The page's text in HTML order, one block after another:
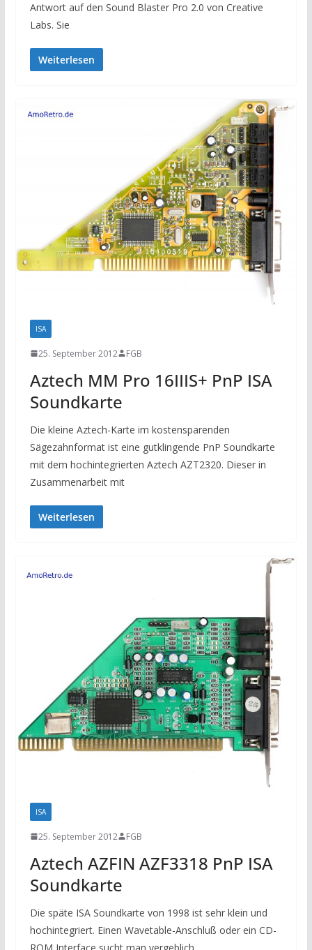
Antwort auf den Sound Blaster Pro 2.0 von Creative
Labs. Sie
Weiterlesen
ISA
25. September 2012 FGB
Aztech MM Pro 16IIIS+ PnP ISA
Soundkarte
Die kleine Aztech-Karte im kostensparenden
Sägezahnformat ist eine gutklingende PnP Soundkarte
mit dem hochintegrierten Aztech AZT2320. Dieser in
Zusammenarbeit mit
Weiterlesen
ISA
25. September 2012 FGB
Aztech AZFIN AZF3318 PnP ISA
Soundkarte
Die späte ISA Soundkarte von 1998 ist sehr klein und
hochintegriert. Einen Wavetable-Anschluß oder ein CD-